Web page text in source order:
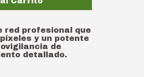
red profesional que
y un potente
de
detallado.